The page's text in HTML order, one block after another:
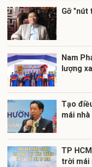
Gỡ "nút
Nam
lượng
Tạo
mái nhà
TP
trời mái